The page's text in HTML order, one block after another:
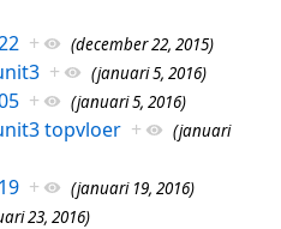
+ (december 22, 2015)
+ (januari 5, 2016)
+ (januari 5, 2016)
topvloer +
(januari
+ (januari 19, 2016)
23, 2016)